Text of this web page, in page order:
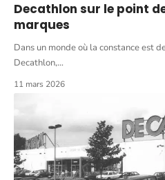
Decathlon sur le point
marques
Dans un monde où la constance est
Decathlon,…
11 mars 2026